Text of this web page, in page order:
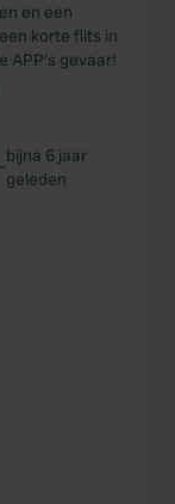
en een
korte flits in
APP's gevaar!
bijna 6 jaar
geleden